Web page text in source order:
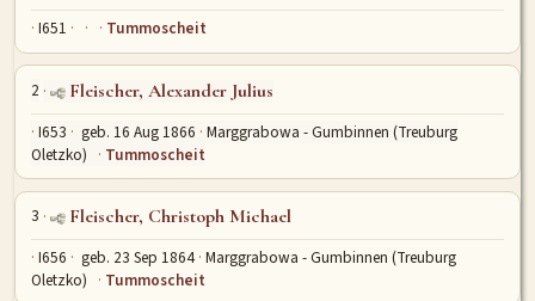
Dokumente Kirchenbucheinträge Standesamteinträge
Fotos Grabsteine
MITMACHEN
Personen-Suche Familien-Suche Gesucht-Most wanted!
Lesezeichen Personendaten Senden
Benutzer-Login beantragen
I651 Tummoscheit
2 Fleischer, Alexander Julius
I653 geb. 16 Aug 1866 Marggrabowa - Gumbinnen (Treuburg
Oletzko)
Tummoscheit
3 Fleischer, Christoph Michael
I656 geb. 23 Sep 1864 Marggrabowa - Gumbinnen (Treuburg
Oletzko)
Tummoscheit